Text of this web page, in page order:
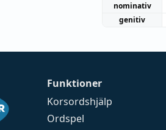
nominativ
genitiv
Funktioner
Korsordshjälp
Ordspel